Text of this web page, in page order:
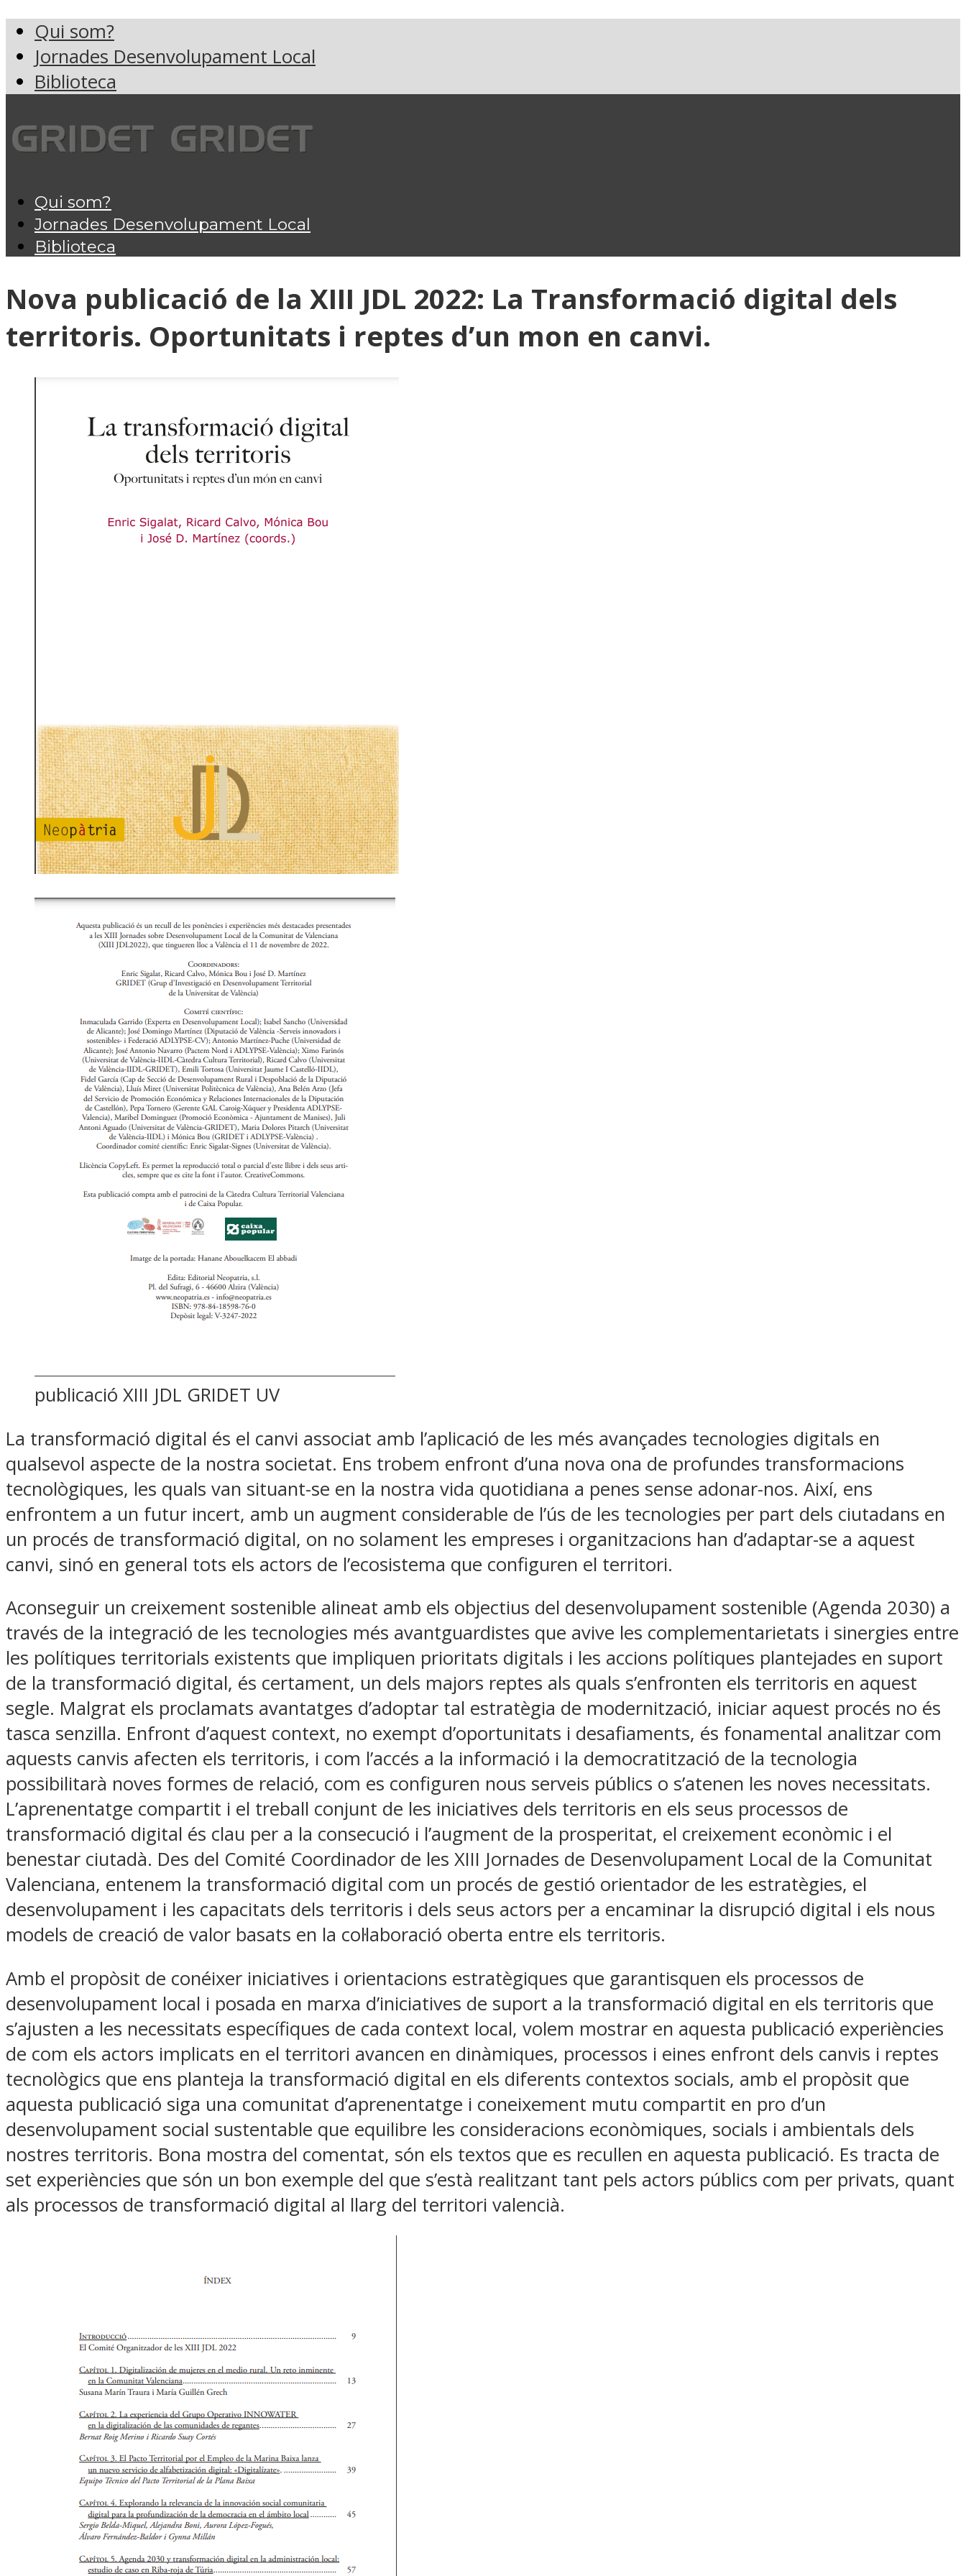
Qui som?
Jornades Desenvolupament Local
Biblioteca
Qui som?
Jornades Desenvolupament Local
Biblioteca
Nova publicació de la XIII JDL 2022: La Transformació digital dels
territoris. Oportunitats i reptes d’un mon en canvi.
publicació XIII JDL GRIDET UV
La transformació digital és el canvi associat amb l’aplicació de les més avançades tecnologies digitals en
qualsevol aspecte de la nostra societat. Ens trobem enfront d’una nova ona de profundes transformacions
tecnològiques, les quals van situant-se en la nostra vida quotidiana a penes sense adonar-nos. Així, ens
enfrontem a un futur incert, amb un augment considerable de l’ús de les tecnologies per part dels ciutadans en
un procés de transformació digital, on no solament les empreses i organitzacions han d’adaptar-se a aquest
canvi, sinó en general tots els actors de l’ecosistema que configuren el territori.
Aconseguir un creixement sostenible alineat amb els objectius del desenvolupament sostenible (Agenda 2030) a
través de la integració de les tecnologies més avantguardistes que avive les complementarietats i sinergies entre
les polítiques territorials existents que impliquen prioritats digitals i les accions polítiques plantejades en suport
de la transformació digital, és certament, un dels majors reptes als quals s’enfronten els territoris en aquest
segle. Malgrat els proclamats avantatges d’adoptar tal estratègia de modernització, iniciar aquest procés no és
tasca senzilla. Enfront d’aquest context, no exempt d’oportunitats i desafiaments, és fonamental analitzar com
aquests canvis afecten els territoris, i com l’accés a la informació i la democratització de la tecnologia
possibilitarà noves formes de relació, com es configuren nous serveis públics o s’atenen les noves necessitats.
L’aprenentatge compartit i el treball conjunt de les iniciatives dels territoris en els seus processos de
transformació digital és clau per a la consecució i l’augment de la prosperitat, el creixement econòmic i el
benestar ciutadà. Des del Comité Coordinador de les XIII Jornades de Desenvolupament Local de la Comunitat
Valenciana, entenem la transformació digital com un procés de gestió orientador de les estratègies, el
desenvolupament i les capacitats dels territoris i dels seus actors per a encaminar la disrupció digital i els nous
models de creació de valor basats en la col·laboració oberta entre els territoris.
Amb el propòsit de conéixer iniciatives i orientacions estratègiques que garantisquen els processos de
desenvolupament local i posada en marxa d’iniciatives de suport a la transformació digital en els territoris que
s’ajusten a les necessitats específiques de cada context local, volem mostrar en aquesta publicació experiències
de com els actors implicats en el territori avancen en dinàmiques, processos i eines enfront dels canvis i reptes
tecnològics que ens planteja la transformació digital en els diferents contextos socials, amb el propòsit que
aquesta publicació siga una comunitat d’aprenentatge i coneixement mutu compartit en pro d’un
desenvolupament social sustentable que equilibre les consideracions econòmiques, socials i ambientals dels
nostres territoris. Bona mostra del comentat, són els textos que es recullen en aquesta publicació. Es tracta de
set experiències que són un bon exemple del que s’està realitzant tant pels actors públics com per privats, quant
als processos de transformació digital al llarg del territori valencià.